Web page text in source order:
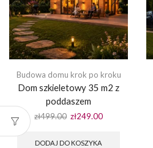
Budowa domu krok po kroku
Dom szkieletowy 35 m2 z
poddaszem
zł499.00 Pierwotna
wynosiła:
zł249.00Aktualna
DODAJ DO KOSZYKA